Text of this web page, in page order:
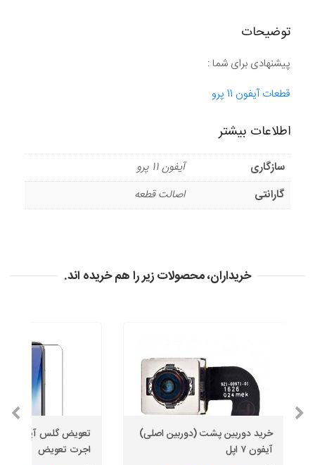
توضیحات
پیشنهادی برای شما :
قطعات آیفون 11 پرو
اطلاعات بیشتر
سازگاری
آیفون 11 پرو
گارانتی
اصالت قطعه
خریداران، محصولات زیر را هم خریده اند.
خرید دوربین پشت (دوربین اصلی)
آیفون ۷ اپل
اجرت تعویض